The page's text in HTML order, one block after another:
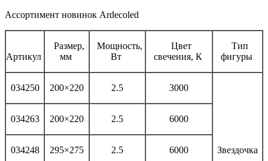
Ассортимент новинок Ardecoled
Артикул
Размер,
мм
Мощность,
Вт
Цвет
свечения, К
Тип
фигуры
034250 200×220 2.5 3000
Звездочка
034263 200×220 2.5 6000
034248 295×275 2.5 6000